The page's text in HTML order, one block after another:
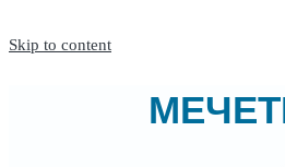
Skip to content